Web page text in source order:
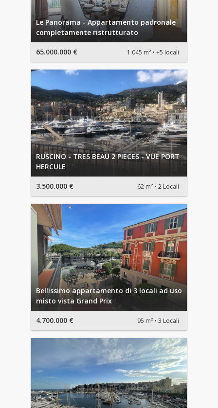
Le Panorama - Appartamento padronale
completamente ristrutturato
65.000.000 € 1.045 m² +5 locali
RUSCINO - TRES BEAU 2 PIECES - VUE PORT
HERCULE
3.500.000 € 62 m² 2 Locali
Bellissimo appartamento di 3 locali ad uso
misto vista Grand Prix
4.700.000 € 95 m² 3 Locali